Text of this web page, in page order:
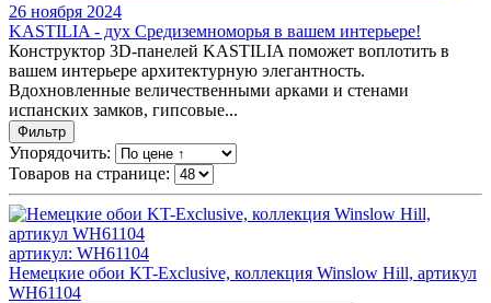
26 ноября 2024
KASTILIA - дух Средиземноморья в вашем интерьере!
Конструктор 3D-панелей KASTILIA поможет воплотить в
вашем интерьере архитектурную элегантность.
Вдохновленные величественными арками и стенами
испанских замков, гипсовые...
Фильтр
Упорядочить:
Товаров на странице:
артикул: WH61104
Немецкие обои KT-Exclusive, коллекция Winslow Hill, артикул
WH61104